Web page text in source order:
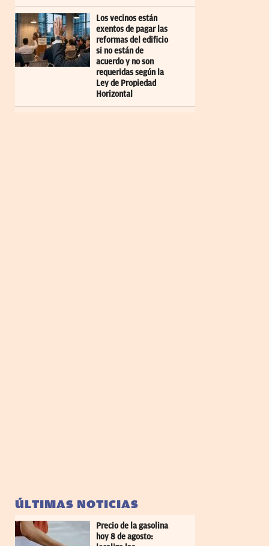
Los vecinos están
exentos de pagar las
reformas del edificio
si no están de
acuerdo y no son
requeridas según la
Ley de Propiedad
Horizontal
ÚLTIMAS NOTICIAS
Precio de la gasolina
hoy 8 de agosto: